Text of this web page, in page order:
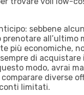
sebbene
all’ultimo
più economiche,
di
modo, avrai
diverse
limitati.